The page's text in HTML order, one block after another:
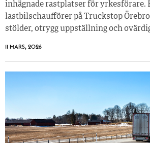
inhägnade rastplatser för yrkesförare.
lastbilschaufförer på Truckstop
stölder, otrygg uppställning och
11 MARS, 2026